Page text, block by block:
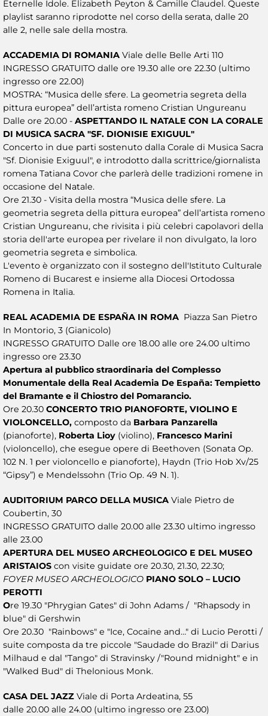
Eternelle Idole. Elizabeth Peyton & Camille Claudel. Queste
playlist saranno riprodotte nel corso della serata, dalle 20
alle 2, nelle sale della mostra.
ACCADEMIA DI ROMANIA Viale delle Belle Arti 110
INGRESSO GRATUITO dalle ore 19.30 alle ore 22.30 (ultimo
ingresso ore 22.00)
MOSTRA: “Musica delle sfere. La geometria segreta della
pittura europea” dell’artista romeno Cristian Ungureanu
Dalle ore 20.00 - ASPETTANDO IL NATALE CON LA CORALE
DI MUSICA SACRA "SF. DIONISIE EXIGUUL"
Concerto in due parti sostenuto dalla Corale di Musica Sacra
"Sf. Dionisie Exiguul", e introdotto dalla scrittrice/giornalista
romena Tatiana Covor che parlerà delle tradizioni romene in
occasione del Natale.
Ore 21.30 - Visita della mostra “Musica delle sfere. La
geometria segreta della pittura europea” dell’artista romeno
Cristian Ungureanu, che rivisita i più celebri capolavori della
storia dell'arte europea per rivelare il non divulgato, la loro
geometria segreta e simbolica.
L'evento è organizzato con il sostegno dell'Istituto Culturale
Romeno di Bucarest e insieme alla Diocesi Ortodossa
Romena in Italia.
REAL ACADEMIA DE ESPAÑA IN ROMA Piazza San Pietro
In Montorio, 3 (Gianicolo)
INGRESSO GRATUITO Dalle ore 18.00 alle ore 24.00 ultimo
ingresso ore 23.30
Apertura al pubblico straordinaria del Complesso
Monumentale della Real Academia De España: Tempietto
del Bramante e il Chiostro del Pomarancio.
Ore 20.30 CONCERTO TRIO PIANOFORTE, VIOLINO E
VIOLONCELLO, composto da Barbara Panzarella
(pianoforte), Roberta Lioy (violino), Francesco Marini
(violoncello), che esegue opere di Beethoven (Sonata Op.
102 N. 1 per violoncello e pianoforte), Haydn (Trio Hob Xv/25
“Gipsy”) e Mendelssohn (Trio Op. 49 N. 1).
AUDITORIUM PARCO DELLA MUSICA Viale Pietro de
Coubertin, 30
INGRESSO GRATUITO dalle 20.00 alle 23.30 ultimo ingresso
alle 23.00
APERTURA DEL MUSEO ARCHEOLOGICO E DEL MUSEO
ARISTAIOS con visite guidate ore 20.30, 21.30, 22.30;
FOYER MUSEO ARCHEOLOGICO PIANO SOLO – LUCIO
PEROTTI
Ore 19.30 "Phrygian Gates" di John Adams / "Rhapsody in
blue" di Gershwin
Ore 20.30 "Rainbows" e "Ice, Cocaine and…" di Lucio Perotti /
suite composta da tre piccole "Saudade do Brazil" di Darius
Milhaud e dal "Tango" di Stravinsky /"Round midnight" e in
"Walked Bud" di Thelonious Monk.
CASA DEL JAZZ Viale di Porta Ardeatina, 55
dalle 20.00 alle 24.00 (ultimo ingresso ore 23.00)